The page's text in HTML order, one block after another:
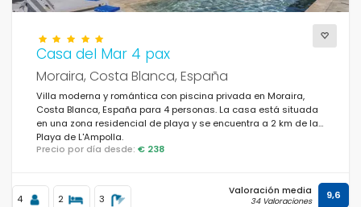
Casa del Mar 4 pax
Moraira, Costa Blanca, España
Villa moderna y romántica con piscina privada en Moraira,
Costa Blanca, España para 4 personas. La casa está situada
en una zona residencial de playa y se encuentra a 2 km de la
Playa de L'Ampolla.
Precio por día desde: € 238
4 2 3
Valoración media
34 Valoraciones 9,6